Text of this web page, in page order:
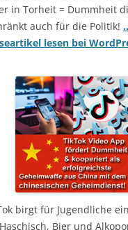
in Torheit = Dummheit
auch für die Politik!
lesen bei
birgt für Jugendliche
Bier und